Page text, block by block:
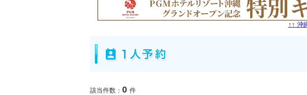
↑↑ 沖
該当件数： 0 件